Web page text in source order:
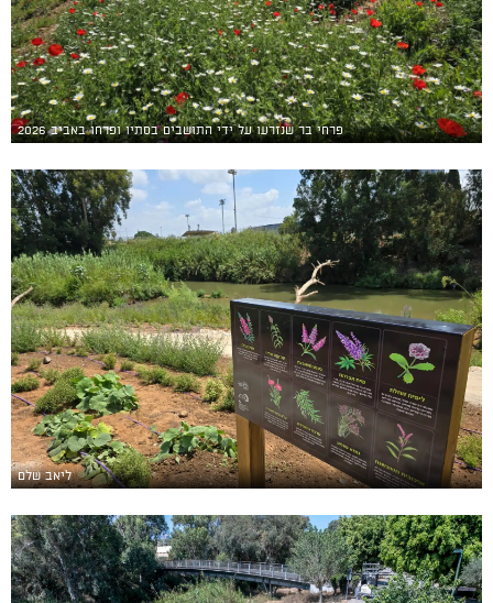
פרחי בר שנזרעו על ידי התושבים בסתיו ופרחו באביב 2026
ליאב שלם